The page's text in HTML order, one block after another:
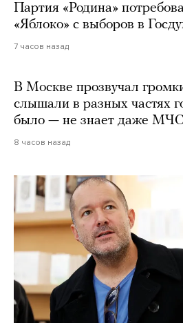
Партия «Родина»
«Яблоко» с выборов в
7 часов назад
В Москве прозвучал
слышали в разных частях
было — не знает даже МЧС
8 часов назад